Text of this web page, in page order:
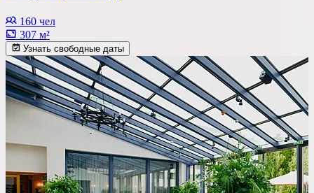
160 чел
307 м²
Узнать свободные даты